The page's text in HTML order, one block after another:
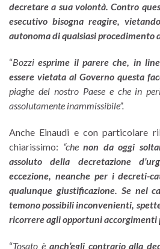
decretare a sua volontà. Contro
esecutivo bisogna reagire,
autonoma di qualsiasi procedimento
“Bozziesprime il parere che, in
essere vietata al Governo questa
piaghe del nostro Paese e che in
assolutamente inammissibile”.
Anche Einaudi e con particolare
chiarissimo: “che non da oggi
assoluto della decretazione
eccezione, neanche per i decreti-
qualunque giustificazione. Se nel
temono possibili inconvenienti,
ricorrere agli opportuni
“Tosato è anch’egli contrario alla